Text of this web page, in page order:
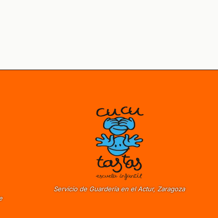
Servicio de Guardería en el Actur, Zaragoza